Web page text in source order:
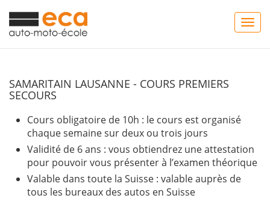
SAMARITAIN LAUSANNE - COURS PREMIERS
SECOURS
Cours obligatoire de 10h : le cours est organisé
chaque semaine sur deux ou trois jours
Validité de 6 ans : vous obtiendrez une attestation
pour pouvoir vous présenter à l’examen théorique
Valable dans toute la Suisse : valable auprès de
tous les bureaux des autos en Suisse